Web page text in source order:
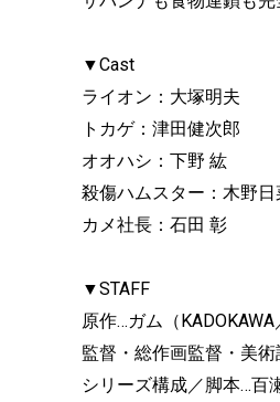
▼Cast
ライオン：大塚明夫
トカゲ：津田健次郎
オオハシ：下野 紘
殺傷ハムスター：木野日
カメ社長：石田 彰
▼STAFF
原作…ガム（
監督・総作画監督・美
シリーズ構成／脚本…百